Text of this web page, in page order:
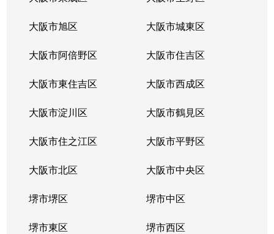
大阪市旭区 大阪市城東区
大阪市阿倍野区 大阪市住吉区
大阪市東住吉区 大阪市西成区
大阪市淀川区 大阪市鶴見区
大阪市住之江区 大阪市平野区
大阪市北区 大阪市中央区
堺市堺区 堺市中区
堺市東区 堺市西区